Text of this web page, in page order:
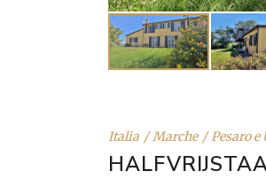
Italia Marche Pesaro e